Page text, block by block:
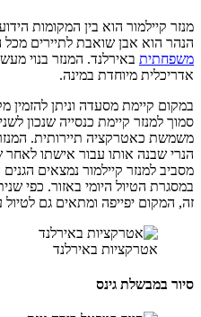
מנזר קיילמור הוא בין המקומות
הנהר הוא אבן שואבת לתיירים
משפחתית באירלנד. המנזר בנוי
אדריכלית מיוחדת במינה.
במקום קיימת מסעדה וניתן
סמוך למנזר קיימת כנסייה שנכון
הנרי שבנה אותו עבור אישתו לאחר
מסביב למנזר קיילמור נמצאים
במסגרת הטיול היומי באזור. כפי
זה, המקום יפייפה ומתאים גם לטיול
אטרקציות באירלנד
סיור במבשלת גינס